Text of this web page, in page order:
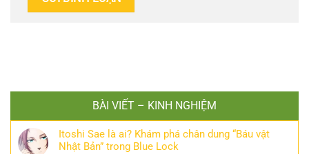
BÀI VIẾT – KINH NGHIỆM
Itoshi Sae là ai? Khám phá chân dung “Báu vật
Nhật Bản” trong Blue Lock